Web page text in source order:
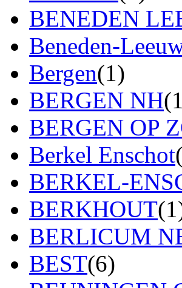
BENEDEN
Beneden-
Bergen(1)
BERGEN NH
BERGEN OP
Berkel Enschot
BERKEL-
BERKHOUT
BERLICUM
BEST(6)